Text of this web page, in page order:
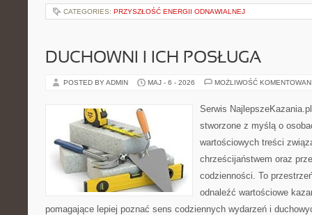
CATEGORIES: PRZYSZŁOŚĆ ENERGII ODNAWIALNEJ
DUCHOWNI I ICH POSŁUGA
POSTED BY ADMIN MAJ - 6 - 2026 MOŻLIWOŚĆ
Serwis
stworzone z myślą o
wartościowych treści
chrześcijaństwem oraz
codzienności. To
odnaleźć wartościowe
pomagające lepiej poznać sens codziennych wydarzeń i